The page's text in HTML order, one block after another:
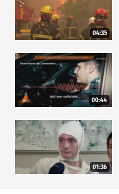
04:35
00:44
01:36